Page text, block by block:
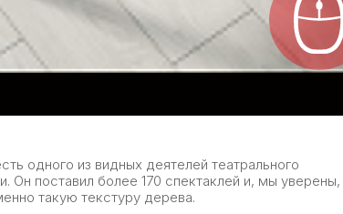
одного из видных деятелей театрального
поставил более 170 спектаклей и, мы уверены,
такую текстуру дерева.